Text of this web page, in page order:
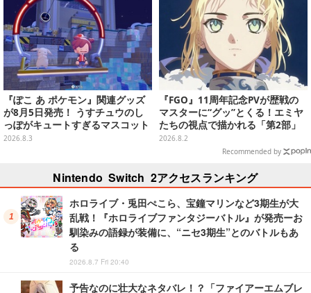
『ぽこ あ ポケモン』関連グッズ
が8月5日発売！ うすチュウのし
っぽがキュートすぎるマスコット
など、まとめてご紹介
2026.8.3
『FGO』11周年記念PVが歴戦の
マスターに“グッ”とくる！エミヤ
たちの視点で描かれる「第2部」
の旅路
2026.8.2
Recommended by
Nintendo Switch 2アクセスランキング
ホロライブ・兎田ぺこら、宝鐘マリンなど3期生が大
乱戦！『ホロライブファンタジーバトル』が発売ーお
馴染みの語録が装備に、“ニセ3期生”とのバトルもあ
る
2026.8.7 Fri 20:40
予告なのに壮大なネタバレ！？「ファイアーエムブレ